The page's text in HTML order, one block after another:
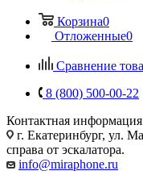
Корзина0
Отложенные0
Сравнение
8 (800) 500-00-22
Контактная информация
г. Екатеринбург, ул.
справа от эскалатора.
info@miraphone.ru